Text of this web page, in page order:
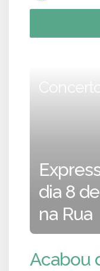
dia 8
na Rua
Acabou